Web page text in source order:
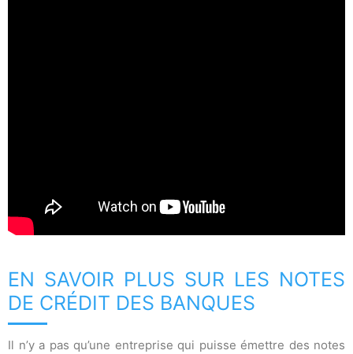
EN SAVOIR PLUS SUR LES NOTES
DE CRÉDIT DES BANQUES
Il n’y a pas qu’une entreprise qui puisse émettre des notes